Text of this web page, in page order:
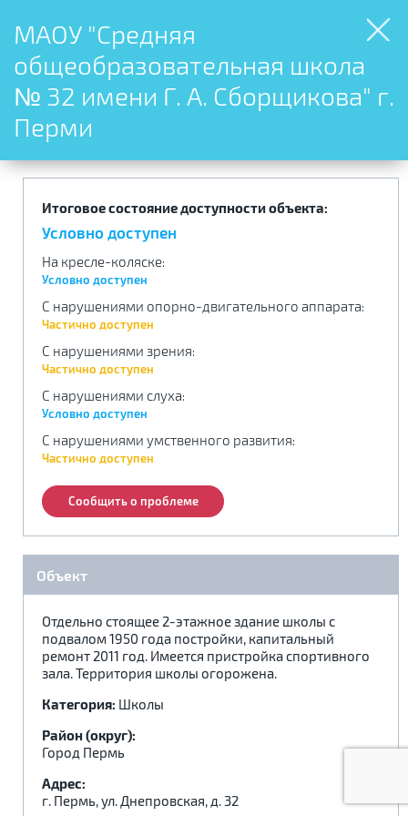
...
МАОУ "Средняя
общеобразовательная школа
№ 32 имени Г. А. Сборщикова" г.
Перми
Итоговое состояние доступности объекта:
Условно доступен
На кресле-коляске:
Условно доступен
С нарушениями опорно-двигательного аппарата:
Частично доступен
С нарушениями зрения:
Частично доступен
С нарушениями слуха:
Условно доступен
С нарушениями умственного развития:
Частично доступен
Сообщить о проблеме
Объект
Отдельно стоящее 2-этажное здание школы с
подвалом 1950 года постройки, капитальный
ремонт 2011 год. Имеется пристройка спортивного
зала. Территория школы огорожена.
Категория: Школы
Район (округ):
Город Пермь
Адрес:
г. Пермь, ул. Днепровская, д. 32
Адаптация по месту жительства: